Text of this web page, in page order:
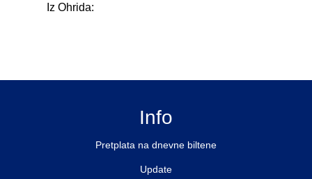
Iz Ohrida:
Info
Pretplata na dnevne biltene
Update